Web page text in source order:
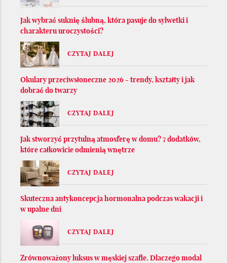
Jak wybrać suknię ślubną, która pasuje do sylwetki i
charakteru uroczystości?
CZYTAJ DALEJ
Okulary przeciwsłoneczne 2026 - trendy, kształty i jak
dobrać do twarzy
CZYTAJ DALEJ
Jak stworzyć przytulną atmosferę w domu? 7 dodatków,
które całkowicie odmienią wnętrze
CZYTAJ DALEJ
Skuteczna antykoncepcja hormonalna podczas wakacji i
w upalne dni
CZYTAJ DALEJ
Zrównoważony luksus w męskiej szafie. Dlaczego modal